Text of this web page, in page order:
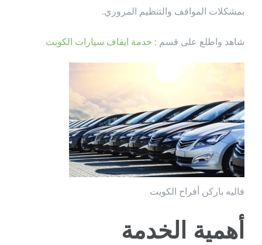
بمشكلات المواقف والتنظيم المروري.
شاهد واطلع على قسم : خدمة ايقاف سيارات الكويت
فاليه باركن أفراح الكويت
أهمية الخدمة